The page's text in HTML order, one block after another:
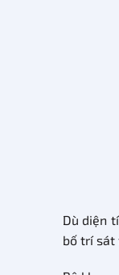
Dù diện
bố trí sát